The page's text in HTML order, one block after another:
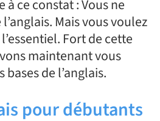
à ce constat : Vous ne
Mais vous voulez
Fort de cette
maintenant vous
de l’anglais.
pour débutants